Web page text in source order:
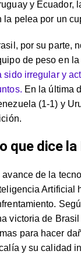
y Ecuador,
la pelea por un
por su parte,
de peso en
sido irregular y
En la última
(1-1) y
que dice
avance de la
Artificial
victoria de
para hacer
y su calidad